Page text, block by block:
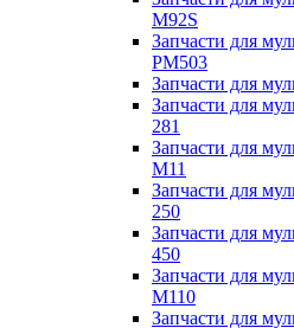
M92S
Запчасти для
PM503
Запчасти для
Запчасти для
281
Запчасти для
M11
Запчасти для
250
Запчасти для
450
Запчасти для
M110
Запчасти для